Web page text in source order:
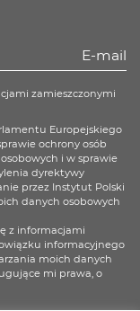
zamieszczonymi
Europejskiego
ochrony osób
i w sprawie
dyrektywy
przez Instytut Polski
danych osobowych
z informacjami
informacyjnego
moich danych
mi prawa, o